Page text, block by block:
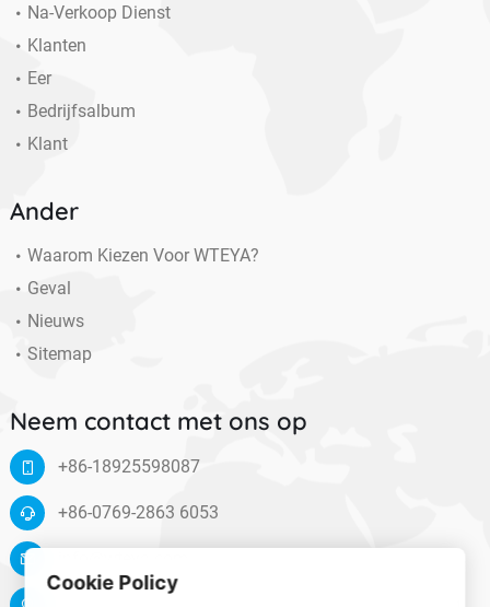
Na-Verkoop Dienst
Klanten
Eer
Bedrijfsalbum
Klant
Ander
Waarom Kiezen Voor WTEYA?
Geval
Nieuws
Sitemap
Neem contact met ons op
+86-18925598087
+86-0769-2863 6053
Cookie Policy